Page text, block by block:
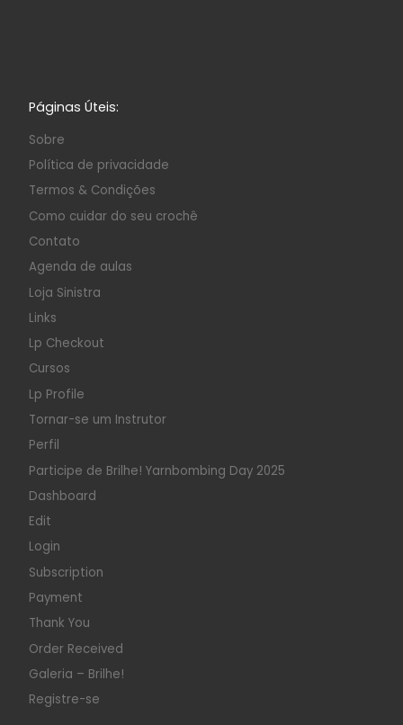
Páginas Úteis:
Sobre
Política de privacidade
Termos & Condições
Como cuidar do seu crochê
Contato
Agenda de aulas
Loja Sinistra
Links
Lp Checkout
Cursos
Lp Profile
Tornar-se um Instrutor
Perfil
Participe de Brilhe! Yarnbombing Day 2025
Dashboard
Edit
Login
Subscription
Payment
Thank You
Order Received
Galeria – Brilhe!
Registre-se